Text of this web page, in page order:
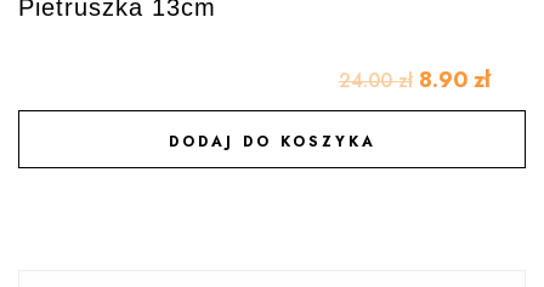
Pietruszka 13cm
24.00zł 8.90 zł
DODAJ DO KOSZYKA
DODAJ DO ULUBIONYCH